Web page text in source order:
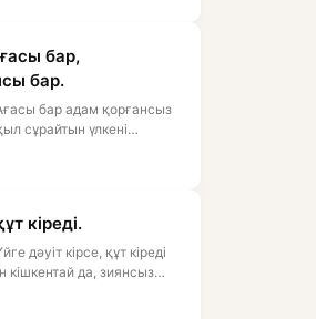
бар,
бар.
бар адам қорғансыз
сұрайтын үлкені
— біре...
кіреді.
дәуіт кірсе, құт кіреді
кішкентай да, зиянсыз